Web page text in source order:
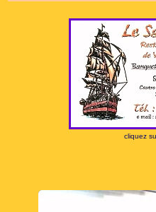
cliquez